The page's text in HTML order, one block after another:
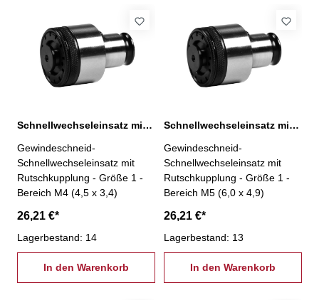
Schnellwechseleinsatz mit Rutschkupplung, 1-M4
Gewindeschneid-
Schnellwechseleinsatz mit
Rutschkupplung - Größe 1 -
Bereich M4 (4,5 x 3,4)
26,21 €*
Lagerbestand: 14
In den Warenkorb
Schnellwechseleinsatz mit Rutschkupplung, 1-M5
Gewindeschneid-
Schnellwechseleinsatz mit
Rutschkupplung - Größe 1 -
Bereich M5 (6,0 x 4,9)
26,21 €*
Lagerbestand: 13
In den Warenkorb